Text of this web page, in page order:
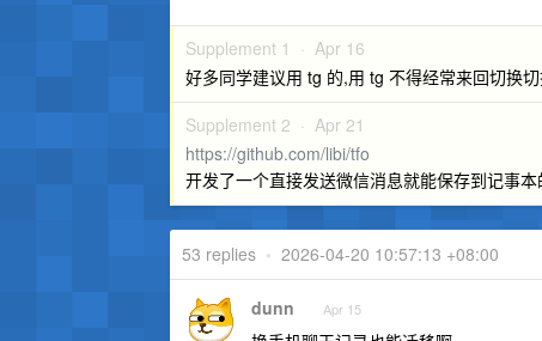
Supplement 1 · Apr 16
好多同学建议用 tg 的,用 tg 不得经常来回切换
Supplement 2 · Apr 21
https://github.com/libi/tfo
开发了一个直接发送微信消息就能保存到记事
53 replies • 2026-04-20 10:57:13 +08:00
dunn Apr 15